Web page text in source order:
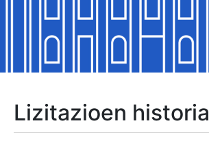
Erakutsi/Ezkutatu
Erakutsi/Ezkutatu
Erakutsi/Ezkutatu
Lizitazioen historia